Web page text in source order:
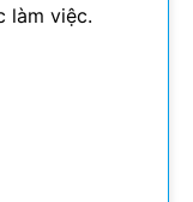
làm việc.